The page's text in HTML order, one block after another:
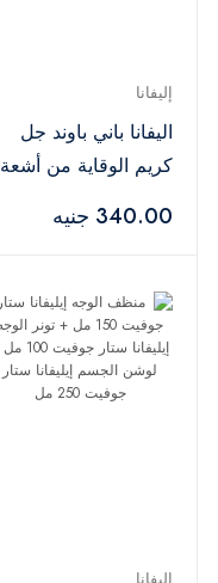
إليفانا
اليفانا باني باوند جل
كريم الوقاية من أشعة
340.00 جنيه